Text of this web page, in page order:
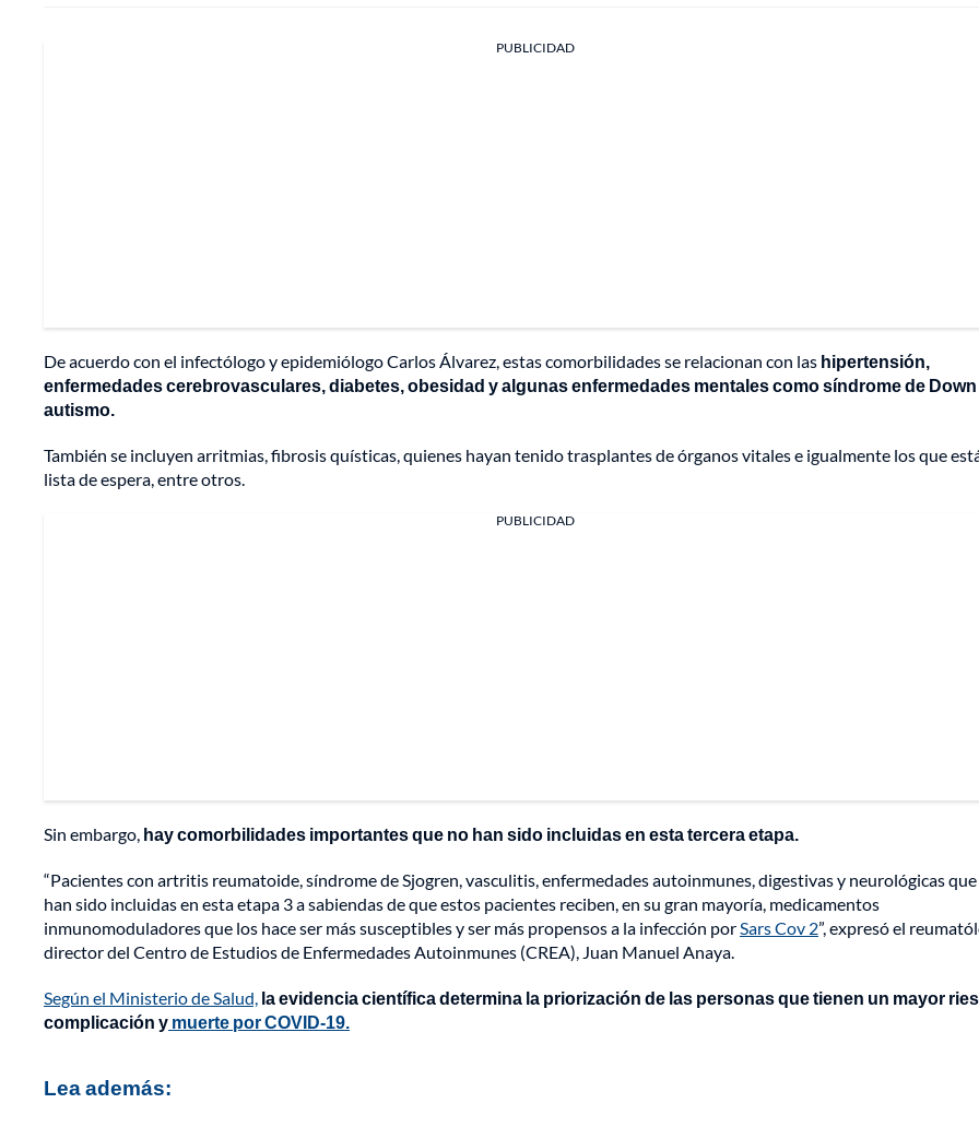
PUBLICIDAD
De acuerdo con el infectólogo y epidemiólogo Carlos Álvarez, estas comorbilidades se relacionan con las hipertensión,
enfermedades cerebrovasculares, diabetes, obesidad y algunas enfermedades mentales como síndrome de
autismo.
También se incluyen arritmias, fibrosis quísticas, quienes hayan tenido trasplantes de órganos vitales e igualmente los que
lista de espera, entre otros.
PUBLICIDAD
Sin embargo, hay comorbilidades importantes que no han sido incluidas en esta tercera etapa.
“Pacientes con artritis reumatoide, síndrome de Sjogren, vasculitis, enfermedades autoinmunes, digestivas y neurológicas
han sido incluidas en esta etapa 3 a sabiendas de que estos pacientes reciben, en su gran mayoría, medicamentos
inmunomoduladores que los hace ser más susceptibles y ser más propensos a la infección porSars Cov 2”, expresó el
director del Centro de Estudios de Enfermedades Autoinmunes (CREA), Juan Manuel Anaya.
Según el Ministerio de Salud, la evidencia científica determina la priorización de las personas que tienen un mayor
complicación y muerte por COVID-19.
Lea además: